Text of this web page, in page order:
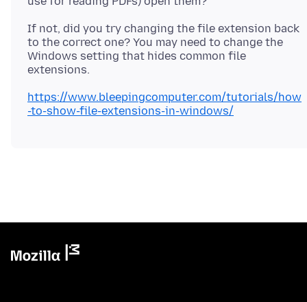
If not, did you try changing the file extension back
to the correct one? You may need to change the
Windows setting that hides common file
https://www.bleepingcomputer.com/tutorials/how
-to-show-file-extensions-in-windows/